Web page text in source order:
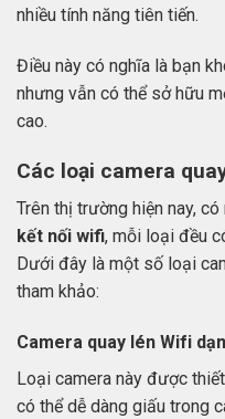
nhiều tính năng tiên tiến.
Điều này có nghĩa là bạn
nhưng vẫn có thể sở hữu
cao.
Các loại camera
Trên thị trường hiện nay,
kết nối wifi, mỗi loại đều
Dưới đây là một số loại
tham khảo:
Camera quay lén Wifi
Loại camera này được
có thể dễ dàng giấu trong